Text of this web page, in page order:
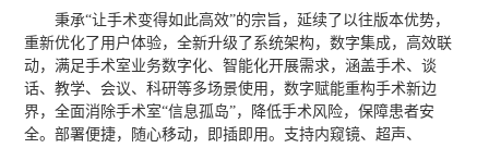
秉承“让手术变得如此高效”的宗旨，延续了以往版本优势，
重新优化了用户体验，全新升级了系统架构，数字集成，高效联
动，满足手术室业务数字化、智能化开展需求，涵盖手术、谈
话、教学、会议、科研等多场景使用，数字赋能重构手术新边
界，全面消除手术室“信息孤岛”，降低手术风险，保障患者安
全。部署便捷，随心移动，即插即用。支持内窥镜、超声、